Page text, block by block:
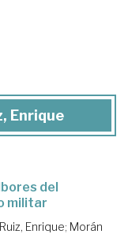
Enrique
del
militar
Enrique; Morán